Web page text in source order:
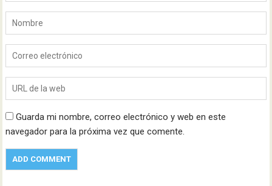
Guarda mi nombre, correo electrónico y web en este
navegador para la próxima vez que comente.